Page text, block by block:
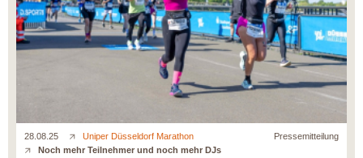
28.08.25 Uniper Düsseldorf Marathon
Pressemitteilung
Noch mehr Teilnehmer und noch mehr DJs